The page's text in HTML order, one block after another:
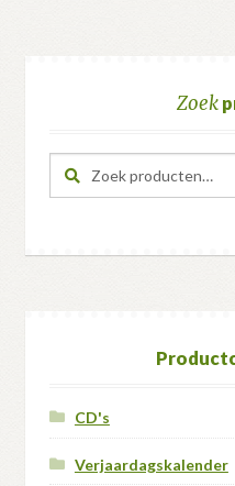
Zoek
Zoeken
naar:
Zoeken
CD's
Verjaardagskalender